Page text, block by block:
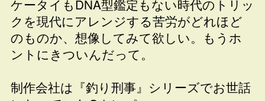
ケータイもDNA型鑑定もない時代のトリッ
クを現代にアレンジする苦労がどれほど
のものか、想像してみて欲しい。もうホ
ントにきついんだって。
制作会社は『釣り刑事』シリーズでお世話